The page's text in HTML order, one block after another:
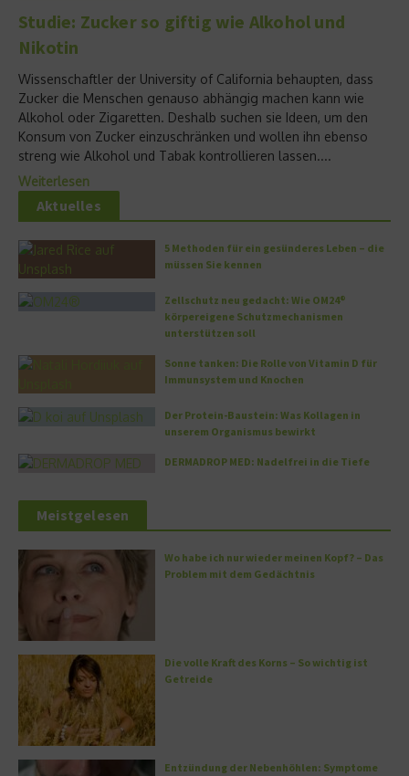
Studie: Zucker so giftig wie Alkohol und
Nikotin
Wissenschaftler der University of California behaupten, dass
Zucker die Menschen genauso abhängig machen kann wie
Alkohol oder Zigaretten. Deshalb suchen sie Ideen, um den
Konsum von Zucker einzuschränken und wollen ihn ebenso
streng wie Alkohol und Tabak kontrollieren lassen....
Weiterlesen
Aktuelles
5 Methoden für ein gesünderes Leben – die
müssen Sie kennen
Zellschutz neu gedacht: Wie OM24®
körpereigene Schutzmechanismen
unterstützen soll
Sonne tanken: Die Rolle von Vitamin D für
Immunsystem und Knochen
Der Protein-Baustein: Was Kollagen in
unserem Organismus bewirkt
DERMADROP MED: Nadelfrei in die Tiefe
Meistgelesen
Wo habe ich nur wieder meinen Kopf? – Das
Problem mit dem Gedächtnis
Die volle Kraft des Korns – So wichtig ist
Getreide
Entzündung der Nebenhöhlen: Symptome